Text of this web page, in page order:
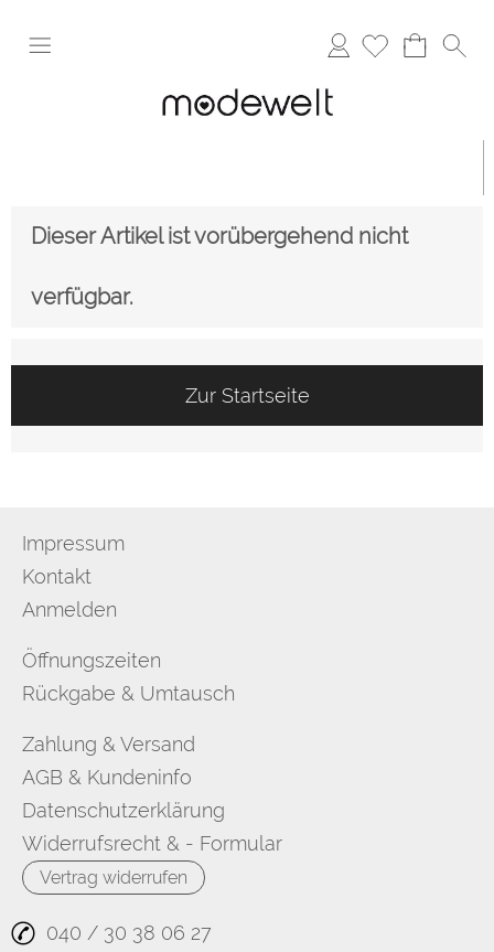
Anmelden
Dieser Artikel ist vorübergehend nicht
verfügbar.
Zur Startseite
Impressum
Kontakt
Anmelden
Öffnungszeiten
Rückgabe & Umtausch
Zahlung & Versand
AGB & Kundeninfo
Datenschutzerklärung
Widerrufsrecht & - Formular
Vertrag widerrufen
040 / 30 38 06 27